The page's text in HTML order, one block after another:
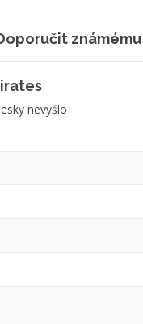
známému
nevyšlo